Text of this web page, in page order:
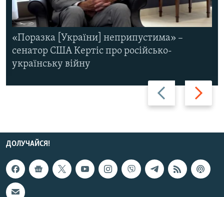
Назад Вперед
«Поразка [України] неприпустима» –
сенатор США Кертіс про російсько-
українську війну
ДОЛУЧАЙСЯ!